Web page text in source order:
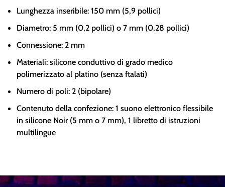
Lunghezza inseribile: 150 mm (5,9 pollici)
Diametro: 5 mm (0,2 pollici) o 7 mm (0,28 pollici)
Connessione: 2 mm
Materiali: silicone conduttivo di grado medico
polimerizzato al platino (senza ftalati)
Numero di poli: 2 (bipolare)
Contenuto della confezione: 1 suono elettronico flessibile
in silicone Noir (5 mm o 7 mm), 1 libretto di istruzioni
multilingue